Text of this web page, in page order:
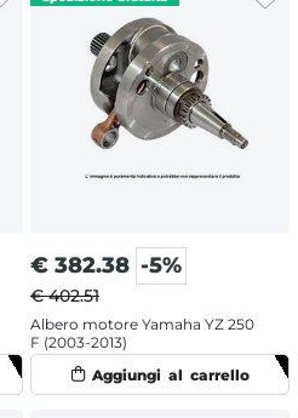
€ 382.38 -5%
€ 402.51
Albero motore Yamaha YZ 250
F (2003-2013)